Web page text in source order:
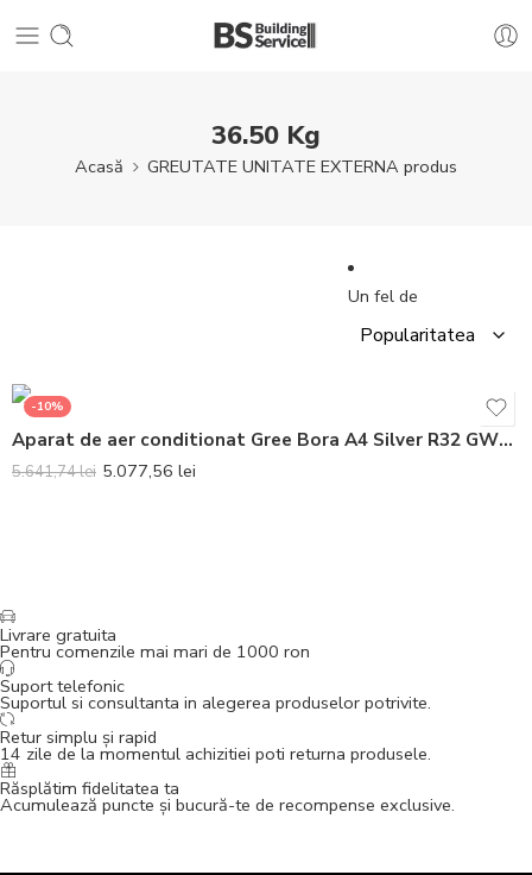
36.50 Kg
Acasă GREUTATE UNITATE EXTERNA produs
Un fel de
-10%
Aparat de aer conditionat Gree Bora A4 Silver R32 GWH24AAD-K6DNA4A Inverter 24000 BTU
5.641,74lei 5.077,56 lei
Livrare gratuita
Pentru comenzile mai mari de 1000 ron
Suport telefonic
Suportul si consultanta in alegerea produselor potrivite.
Retur simplu și rapid
14 zile de la momentul achizitiei poti returna produsele.
Răsplătim fidelitatea ta
Acumulează puncte și bucură-te de recompense exclusive.